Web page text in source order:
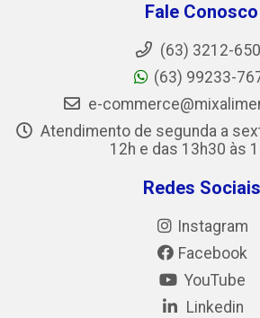
Fale Conosco
(63) 3212-
(63) 99233-
e-
Atendimento de segunda a
12h e das 13h30 às
Redes Sociais
Instagram
Facebook
YouTube
Linkedin